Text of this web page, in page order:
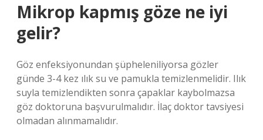
Mikrop kapmış göze ne iyi
gelir?
Göz enfeksiyonundan şüpheleniliyorsa gözler
günde 3-4 kez ılık su ve pamukla temizlenmelidir. Ilık
suyla temizlendikten sonra çapaklar kaybolmazsa
göz doktoruna başvurulmalıdır. İlaç doktor tavsiyesi
olmadan alınmamalıdır.